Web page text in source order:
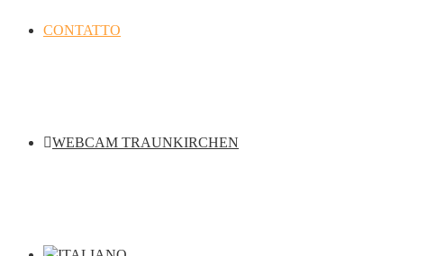
CONTATTO
WEBCAM TRAUNKIRCHEN